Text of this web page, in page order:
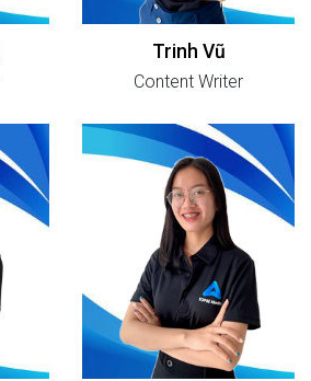
Trinh Vũ
Content Writer